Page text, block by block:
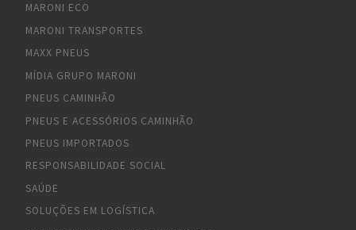
MARONI ECO
MARONI TRANSPORTES
MAXX PNEUS
MÍDIA GRUPO MARONI
PNEUS CAMINHÃO
PNEUS E ACESSÓRIOS CAMINHÃO
PNEUS IMPORTADOS
RESPONSABILIDADE SOCIAL
SAÚDE
SOLUÇÕES EM LOGÍSTICA